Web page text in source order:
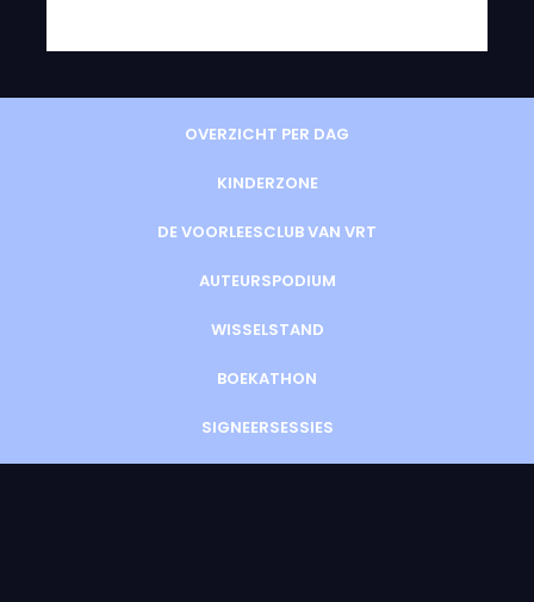
OVERZICHT PER DAG
KINDERZONE
DE VOORLEESCLUB VAN VRT
AUTEURSPODIUM
WISSELSTAND
BOEKATHON
SIGNEERSESSIES